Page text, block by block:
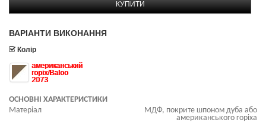
КУПИТИ
ВАРІАНТИ ВИКОНАННЯ
Колір
американський
горіх/Baloo
2073
ОСНОВНІ ХАРАКТЕРИСТИКИ
Матеріал
МДФ, покрите шпоном дуба або
американського горіха